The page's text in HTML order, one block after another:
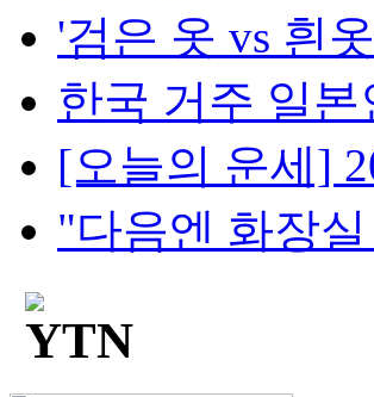
'검은 옷 vs 흰
한국 거주 일본
[오늘의 운세]
"다음엔 화장